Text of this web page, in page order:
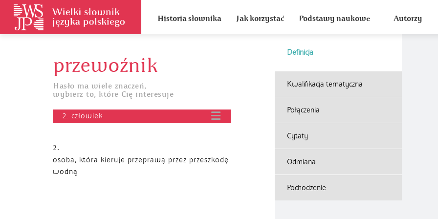
Historia słownika Jak korzystać Podstawy naukowe Autorzy
przewoźnik
Hasło ma wiele znaczeń,
wybierz to, które Cię interesuje
2. człowiek
Definicja
2.
osoba, która kieruje przeprawą przez przeszkodę
wodną
Kwalifikacja tematyczna
Połączenia
Cytaty
Odmiana
Pochodzenie